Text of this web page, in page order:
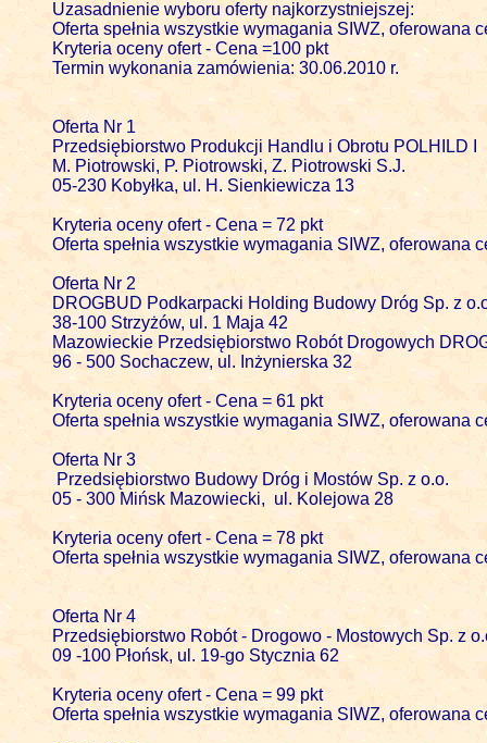
Uzasadnienie wyboru oferty najkorzystniejszej:
Oferta spełnia wszystkie wymagania SIWZ,
Kryteria oceny ofert - Cena =100 pkt
Termin wykonania zamówienia: 30.06.2010 r.
Oferta Nr 1
Przedsiębiorstwo Produkcji Handlu i Obrotu POLHILD I
M. Piotrowski, P. Piotrowski, Z. Piotrowski S.J.
05-230 Kobyłka, ul. H. Sienkiewicza 13
Kryteria oceny ofert - Cena = 72 pkt
Oferta spełnia wszystkie wymagania SIWZ,
Oferta Nr 2
DROGBUD Podkarpacki Holding Budowy Dróg Sp. z
38-100 Strzyżów, ul. 1 Maja 42
Mazowieckie Przedsiębiorstwo Robót Drogowych
96 - 500 Sochaczew, ul. Inżynierska 32
Kryteria oceny ofert - Cena = 61 pkt
Oferta spełnia wszystkie wymagania SIWZ,
Oferta Nr 3
Przedsiębiorstwo Budowy Dróg i Mostów Sp. z o.o.
05 - 300 Mińsk Mazowiecki,  ul. Kolejowa 28
Kryteria oceny ofert - Cena = 78 pkt
Oferta spełnia wszystkie wymagania SIWZ,
Oferta Nr 4
Przedsiębiorstwo Robót - Drogowo - Mostowych Sp. z
09 -100 Płońsk, ul. 19-go Stycznia 62
Kryteria oceny ofert - Cena = 99 pkt
Oferta spełnia wszystkie wymagania SIWZ,